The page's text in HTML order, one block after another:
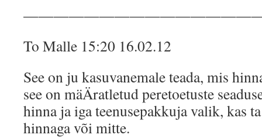
To Malle 15:20 16.02.12
See on ju kasuvanemale teada, mis
see on mäÄratletud peretoetuste
hinna ja iga teenusepakkuja valik, kas
hinnaga või mitte.